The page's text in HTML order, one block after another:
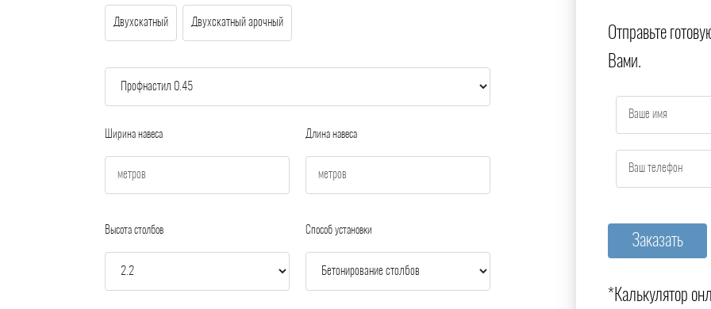
Двухскатный Двухскатный арочный
Ширина навеса Длина навеса
Высота столбов Способ установки
Отправьте
Вами.
*Калькулятор